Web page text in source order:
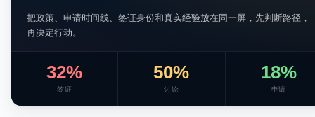
把政策、申请时间线、签证身份和真实经验放在同一屏，先判断路径，
再决定行动。
32%
签证
50%
讨论
18%
申请